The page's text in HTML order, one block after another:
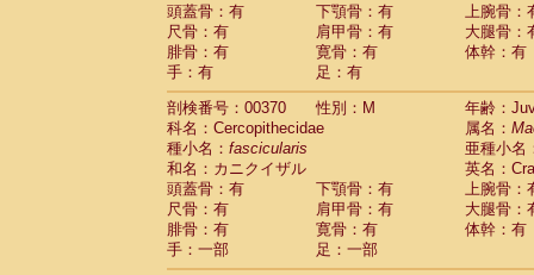
頭蓋骨：有
下顎骨：有
上腕骨：
尺骨：有
肩甲骨：有
大腿骨：
腓骨：有
寛骨：有
体幹：有
手：有
足：有
剖検番号：00370
性別：M
年齢：
科名：Cercopithecidae
属名：
種小名： fascicularis
亜種小名
和名：カニクイザル
英名：
頭蓋骨：有
下顎骨：有
上腕骨：
尺骨：有
肩甲骨：有
大腿骨：
腓骨：有
寛骨：有
体幹：有
手：一部
足：一部